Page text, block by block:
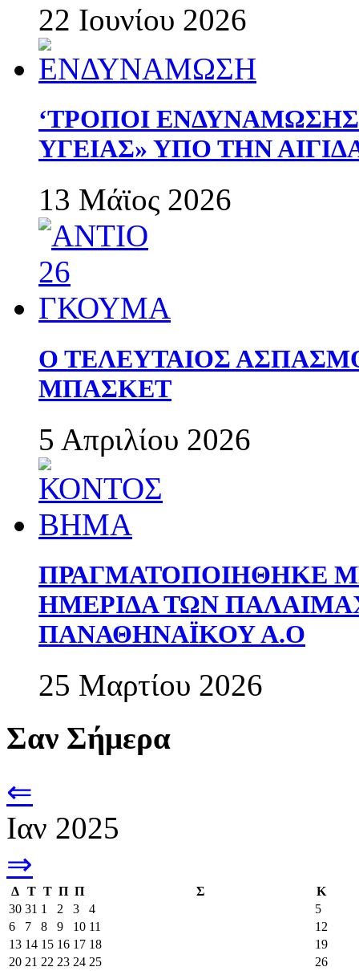
22 Ιουνίου 2026
‘ΤΡΟΠΟΙ
ΥΓΕΙΑΣ» ΥΠΟ ΤΗΝ
13 Μάϊος 2026
Ο ΤΕΛΕΥΤΑΙΟΣ
ΜΠΑΣΚΕΤ
5 Απριλίου 2026
ΠΡΑΓΜΑΤΟΠΟΙΗΘΗΚΕ
ΗΜΕΡΙΔΑ ΤΩΝ
ΠΑΝΑΘΗΝΑΪΚΟΥ Α.Ο
25 Μαρτίου 2026
Σαν Σήμερα
⇐
Ιαν 2025
⇒
Δ Τ Τ Π Π Σ
Κ
30 31 1 2 3 4
5
6
7 8 9 10 11
12
13 14 15 16 17 18
19
20 21 22 23 24 25 26